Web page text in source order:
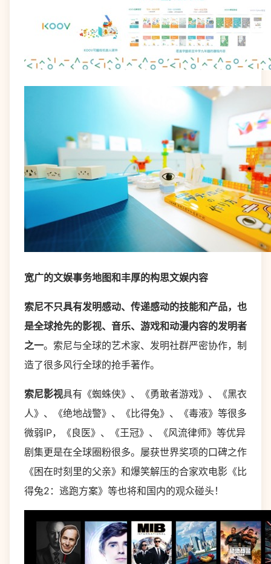
宽广的文娱事务地图和丰厚的构思文娱内容
索尼不只具有发明感动、传递感动的技能和产品，也
是全球抢先的影视、音乐、游戏和动漫内容的发明者
之一。索尼与全球的艺术家、发明社群严密协作，制
造了很多风行全球的抢手著作。
索尼影视具有《蜘蛛侠》、《勇敢者游戏》、《黑衣
人》、《绝地战警》、《比得兔》、《毒液》等很多
微弱IP，《良医》、《王冠》、《风流律师》等优异
剧集更是在全球圈粉很多。屡获世界奖项的口碑之作
《困在时刻里的父亲》和爆笑解压的合家欢电影《比
得兔2：逃跑方案》等也将和国内的观众碰头！